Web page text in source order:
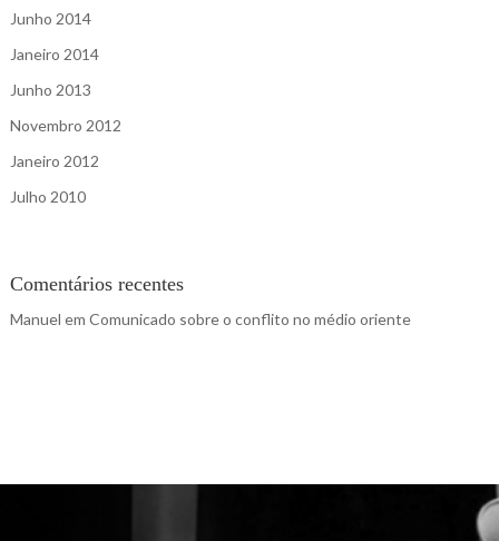
Junho 2014
Janeiro 2014
Junho 2013
Novembro 2012
Janeiro 2012
Julho 2010
Comentários recentes
Manuel em Comunicado sobre o conflito no médio oriente